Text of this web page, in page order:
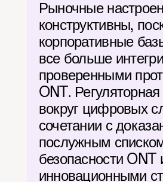
Рыночные
конструктивны,
корпоративные
все больше
проверенными
ONT.
вокруг цифровых
сочетании с
послужным
безопасности ONT
инновационными